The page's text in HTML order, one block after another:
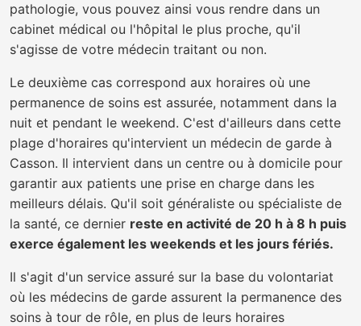
pathologie, vous pouvez ainsi vous rendre dans un
cabinet médical ou l'hôpital le plus proche, qu'il
s'agisse de votre médecin traitant ou non.
Le deuxième cas correspond aux horaires où une
permanence de soins est assurée, notamment dans la
nuit et pendant le weekend. C'est d'ailleurs dans cette
plage d'horaires qu'intervient un médecin de garde à
Casson. Il intervient dans un centre ou à domicile pour
garantir aux patients une prise en charge dans les
meilleurs délais. Qu'il soit généraliste ou spécialiste de
la santé, ce dernier reste en activité de 20 h à 8 h puis
exerce également les weekends et les jours fériés.
Il s'agit d'un service assuré sur la base du volontariat
où les médecins de garde assurent la permanence des
soins à tour de rôle, en plus de leurs horaires